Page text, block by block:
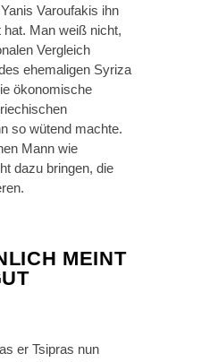
Varoufakis ihn
Man weiß nicht,
Vergleich
ehemaligen Syriza
ökonomische
so wütend machte.
Mann wie
dazu bringen, die
MEINT
er Tsipras nun